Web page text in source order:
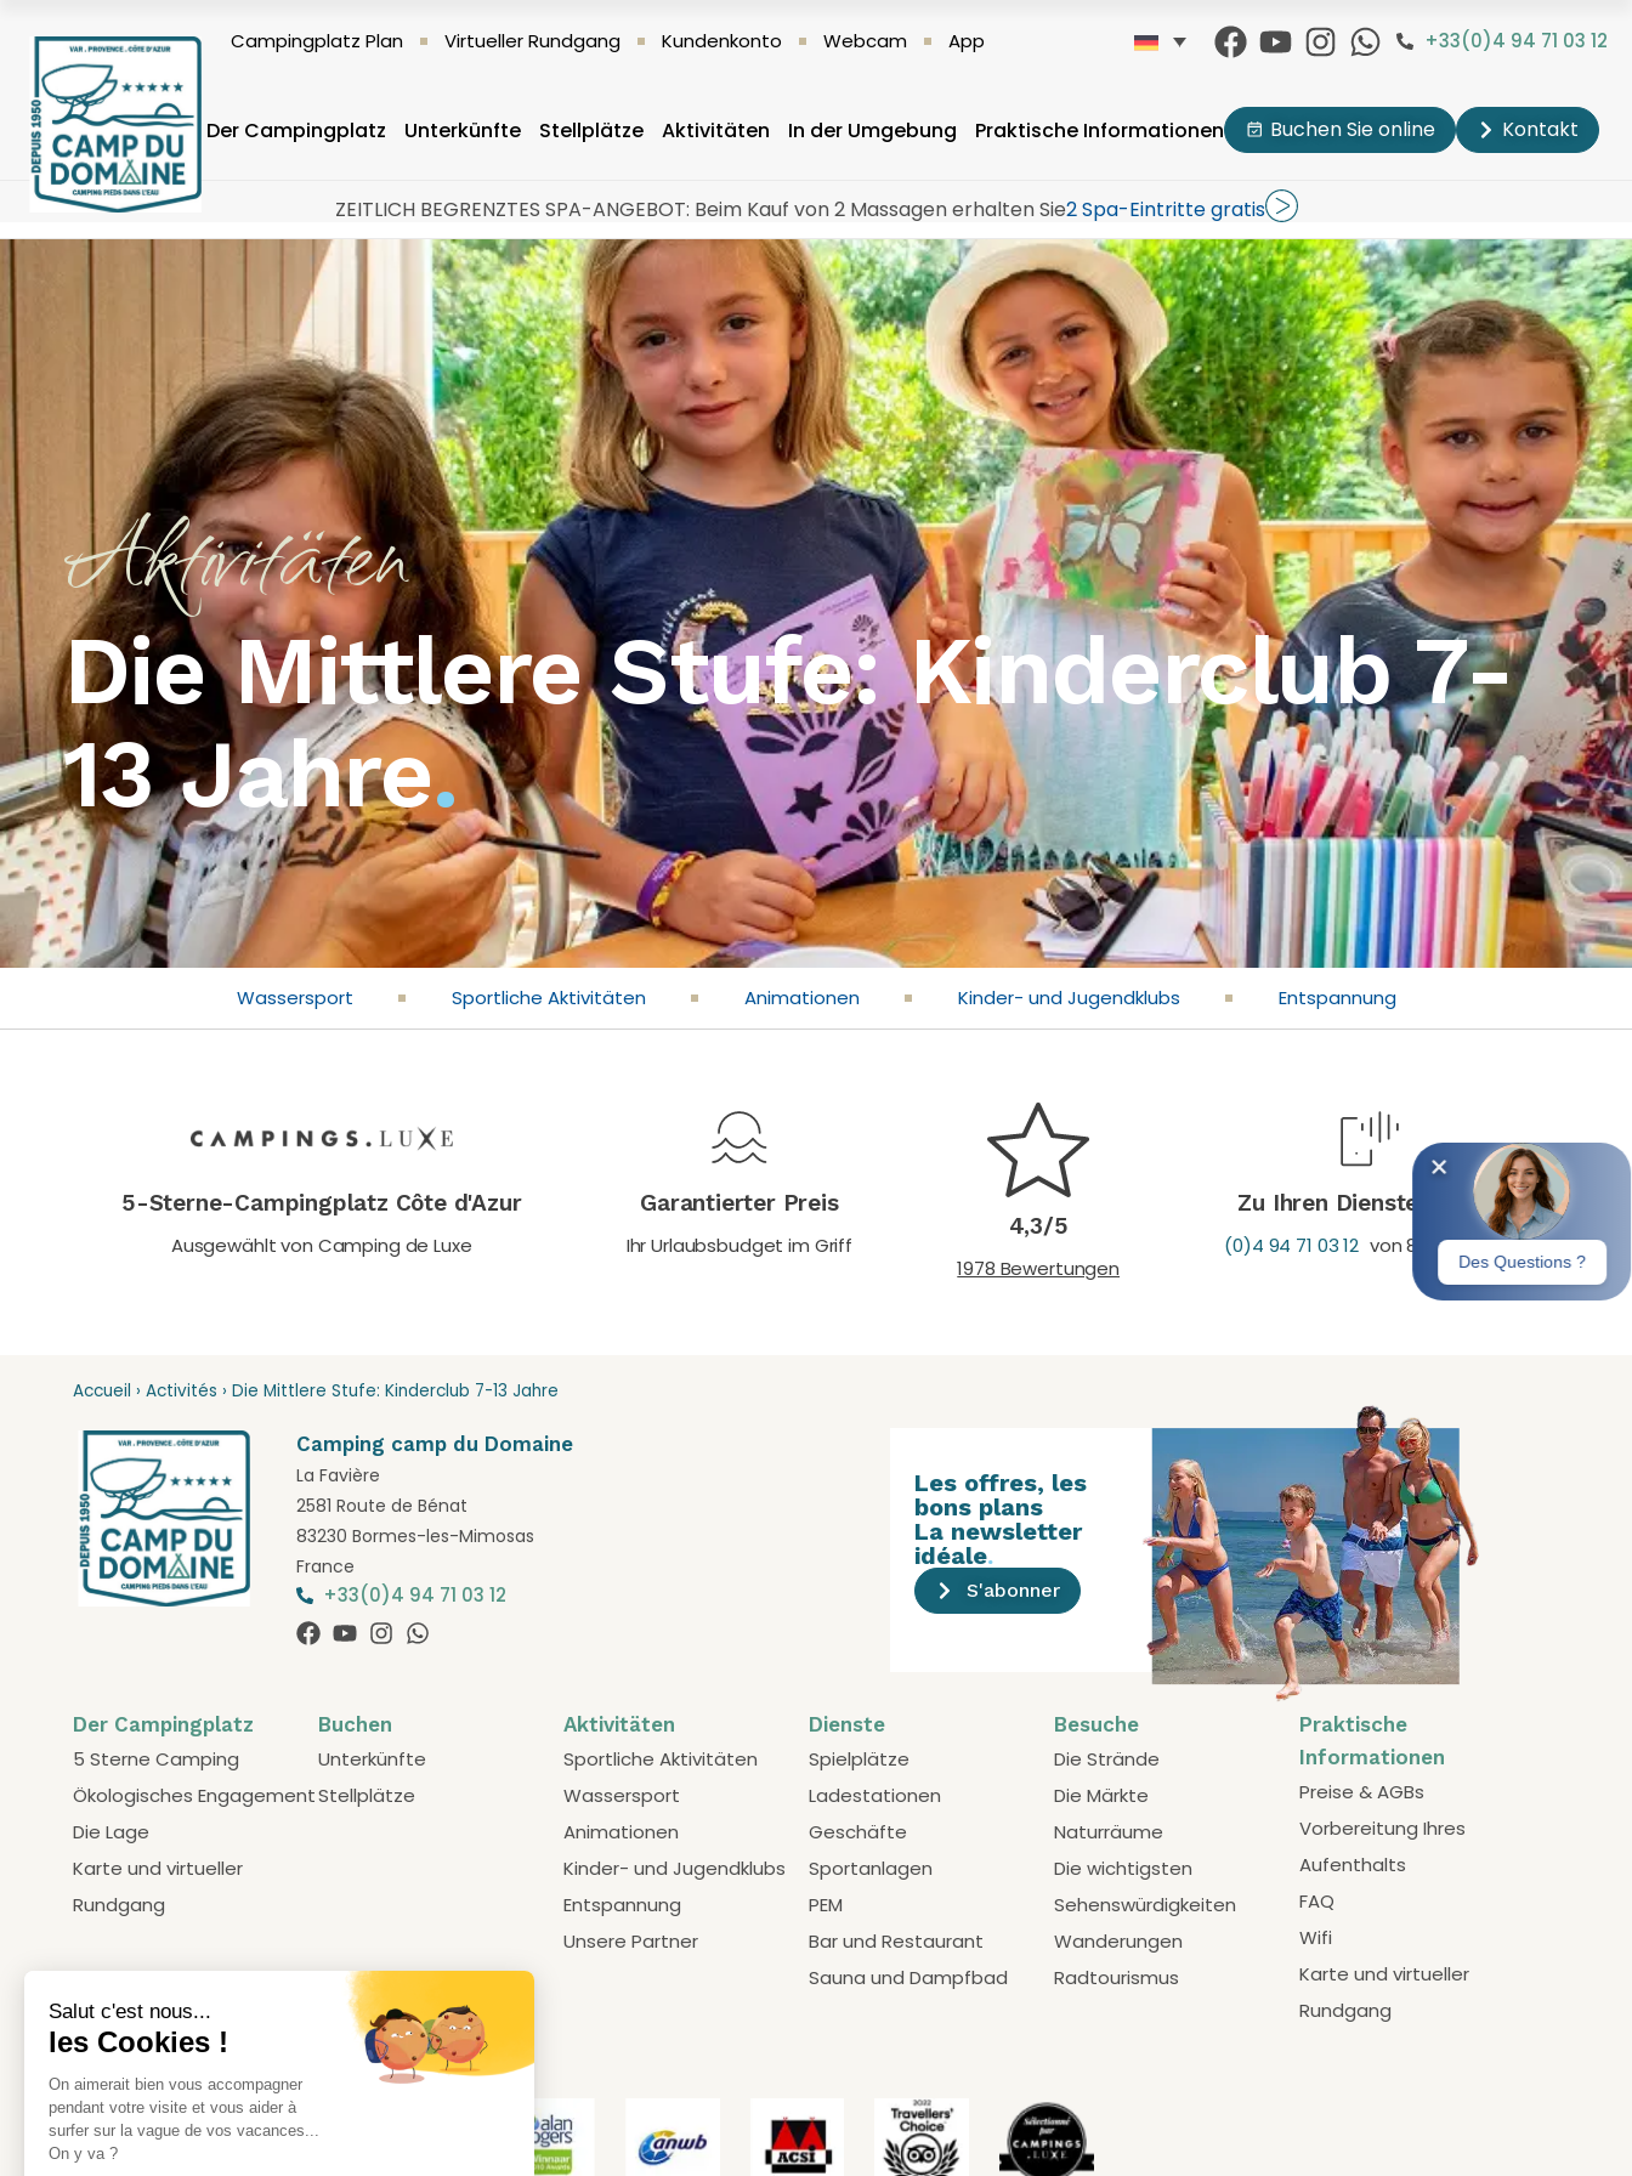
Campingplatz Plan Virtueller Rundgang Kundenkonto Webcam App +33(0)4 94 71 03 12
Der Campingplatz Unterkünfte Stellplätze Aktivitäten In der Umgebung Praktische Informationen Buchen Sie online Kontakt
ZEITLICH BEGRENZTES SPA-ANGEBOT: Beim Kauf von 2 Massagen erhalten Sie2 Spa-Eintritte gratis
Aktivitäten
Die Mittlere Stufe: Kinderclub 7-
13 Jahre.
Wassersport Sportliche Aktivitäten Animationen Kinder- und Jugendklubs Entspannung
5-Sterne-Campingplatz Côte d'Azur
Ausgewählt von Camping de Luxe
Garantierter Preis
Ihr Urlaubsbudget im Griff
4,3/5
1978 Bewertungen
Zu Ihren Diensten unter
(0)4 94 71 03 12 von 8H30-19H30
Accueil › Activités › Die Mittlere Stufe: Kinderclub 7-13 Jahre
Camping camp du Domaine
La Favière
2581 Route de Bénat
83230 Bormes-les-Mimosas
France
+33(0)4 94 71 03 12
Les offres, les
bons plans
La newsletter
idéale.
S'abonner
Der Campingplatz
5 Sterne Camping
Ökologisches Engagement
Die Lage
Karte und virtueller
Rundgang
Buchen
Unterkünfte
Stellplätze
Aktivitäten
Sportliche Aktivitäten
Wassersport
Animationen
Kinder- und Jugendklubs
Entspannung
Unsere Partner
Dienste
Spielplätze
Ladestationen
Geschäfte
Sportanlagen
PEM
Bar und Restaurant
Sauna und Dampfbad
Besuche
Die Strände
Die Märkte
Naturräume
Die wichtigsten
Sehenswürdigkeiten
Wanderungen
Radtourismus
Praktische
Informationen
Preise & AGBs
Vorbereitung Ihres
Aufenthalts
FAQ
Wifi
Karte und virtueller
Rundgang
Unsere Labels